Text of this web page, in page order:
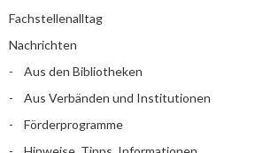
Fachstellenalltag
Nachrichten
Aus den Bibliotheken
Aus Verbänden und Institutionen
Förderprogramme